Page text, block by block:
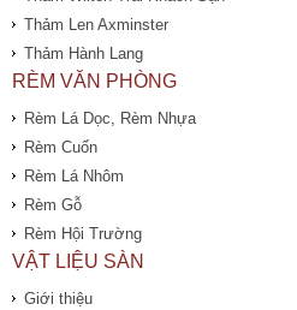
Thảm Len Axminster
Thảm Hành Lang
RÈM VĂN PHÒNG
Rèm Lá Dọc, Rèm Nhựa
Rèm Cuốn
Rèm Lá Nhôm
Rèm Gỗ
Rèm Hội Trường
VẬT LIỆU SÀN
Giới thiệu